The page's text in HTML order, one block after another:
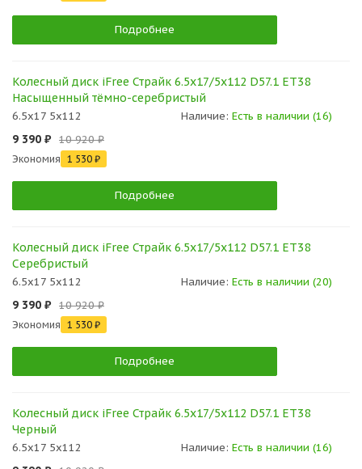
Подробнее
Колесный диск iFree Страйк 6.5x17/5x112 D57.1 ET38
Насыщенный тёмно-серебристый
6.5x17 5x112 Наличие: Есть в наличии (16)
9 390 ₽ 10 920 ₽
Экономия 1 530 ₽
Подробнее
Колесный диск iFree Страйк 6.5x17/5x112 D57.1 ET38
Серебристый
6.5x17 5x112 Наличие: Есть в наличии (20)
9 390 ₽ 10 920 ₽
Экономия 1 530 ₽
Подробнее
Колесный диск iFree Страйк 6.5x17/5x112 D57.1 ET38
Черный
6.5x17 5x112 Наличие: Есть в наличии (16)